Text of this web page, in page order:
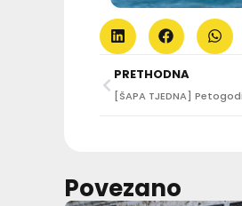
PRETHODNA
[ŠAPA TJEDNA]
Povezano